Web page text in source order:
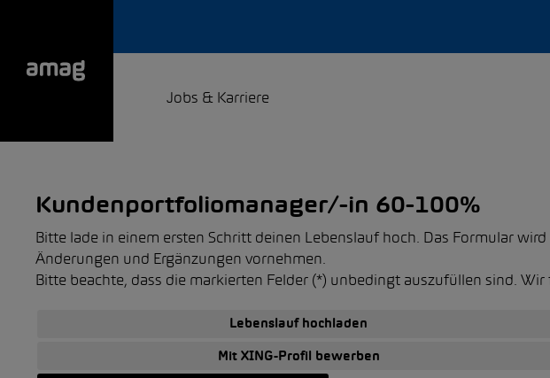
Jobs & Karriere
Kundenportfoliomanager/-in 60-100%
Bitte lade in einem ersten Schritt deinen Lebenslauf hoch. Das Formular
Änderungen und Ergänzungen vornehmen.
Bitte beachte, dass die markierten Felder (*) unbedingt auszufüllen sind.
Lebenslauf hochladen
Mit XING-Profil bewerben